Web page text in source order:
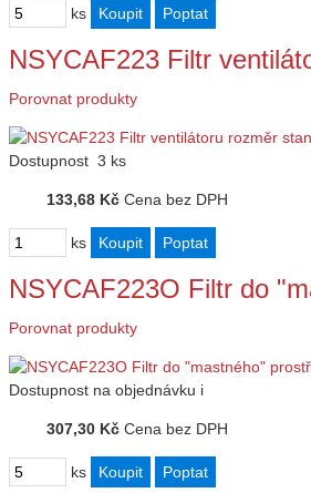
ks
NSYCAF223 Filtr
Porovnat produkty
Dostupnost 3 ks
133,68 Kč Cena bez DPH
ks
NSYCAF223O Filtr do
Porovnat produkty
Dostupnost na objednávku i
307,30 Kč Cena bez DPH
ks